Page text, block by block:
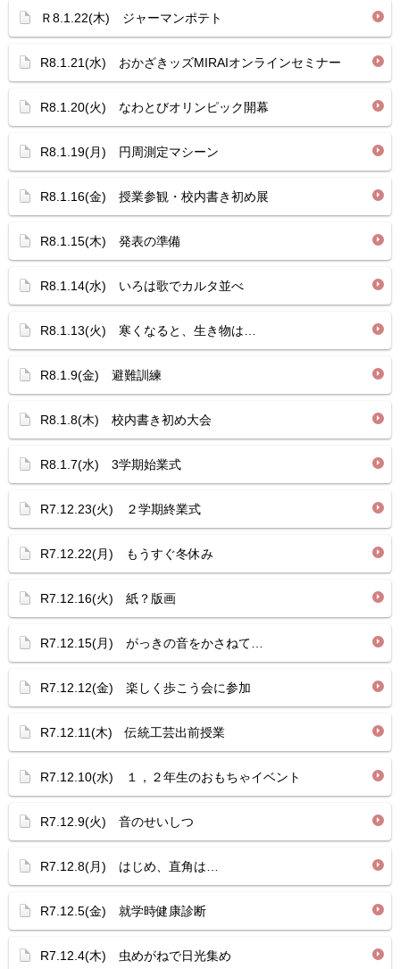
Ｒ8.1.22(木) ジャーマンポテト
R8.1.21(水) おかざきッズMIRAIオンラインセミナー
R8.1.20(火) なわとびオリンピック開幕
R8.1.19(月) 円周測定マシーン
R8.1.16(金) 授業参観・校内書き初め展
R8.1.15(木) 発表の準備
R8.1.14(水) いろは歌でカルタ並べ
R8.1.13(火) 寒くなると、生き物は…
R8.1.9(金) 避難訓練
R8.1.8(木) 校内書き初め大会
R8.1.7(水) 3学期始業式
R7.12.23(火) ２学期終業式
R7.12.22(月) もうすぐ冬休み
R7.12.16(火) 紙？版画
R7.12.15(月) がっきの音をかさねて…
R7.12.12(金) 楽しく歩こう会に参加
R7.12.11(木) 伝統工芸出前授業
R7.12.10(水) １，２年生のおもちゃイベント
R7.12.9(火) 音のせいしつ
R7.12.8(月) はじめ、直角は…
R7.12.5(金) 就学時健康診断
R7.12.4(木) 虫めがねで日光集め